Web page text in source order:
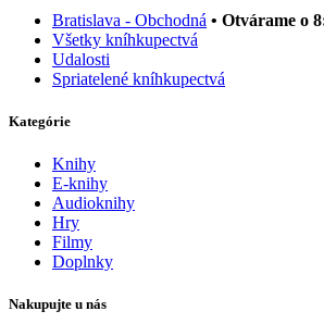
Bratislava - Obchodná • Otvárame o
Všetky kníhkupectvá
Udalosti
Spriatelené kníhkupectvá
Kategórie
Knihy
E-knihy
Audioknihy
Hry
Filmy
Doplnky
Nakupujte u nás